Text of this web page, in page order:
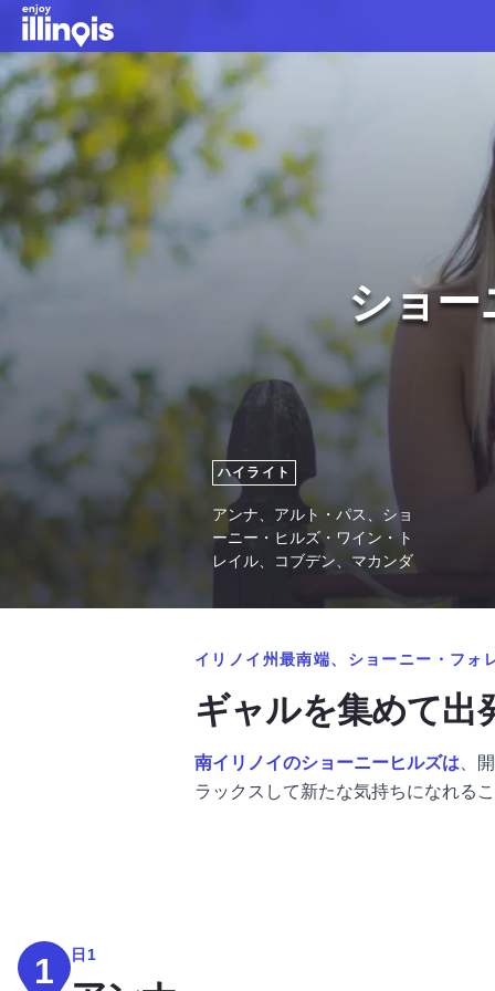
本文へスキップ
ショー
ハイライト
アンナ、アルト・パス、ショ
ーニー・ヒルズ・ワイン・ト
レイル、コブデン、マカンダ
イリノイ州最南端、ショーニー・フォ
ギャルを集めて出
南イリノイのショーニーヒルズは 、
ラックスして新たな気持ちになれる
1 日1